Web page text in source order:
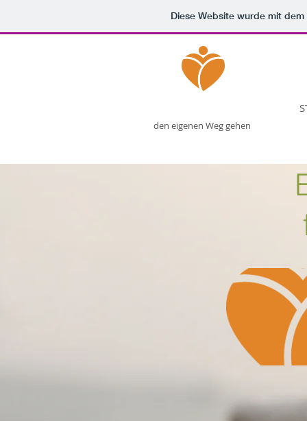
Diese Website wurde mit
den eigenen Weg gehen